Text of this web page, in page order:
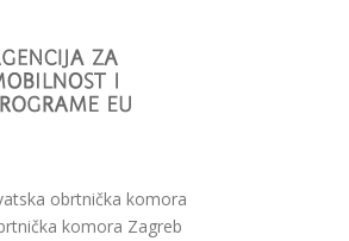
obrtnička komora
komora Zagreb